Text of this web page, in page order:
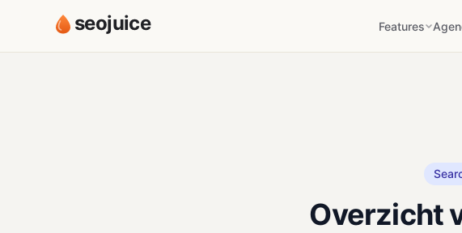
seojuice Features
Overzicht